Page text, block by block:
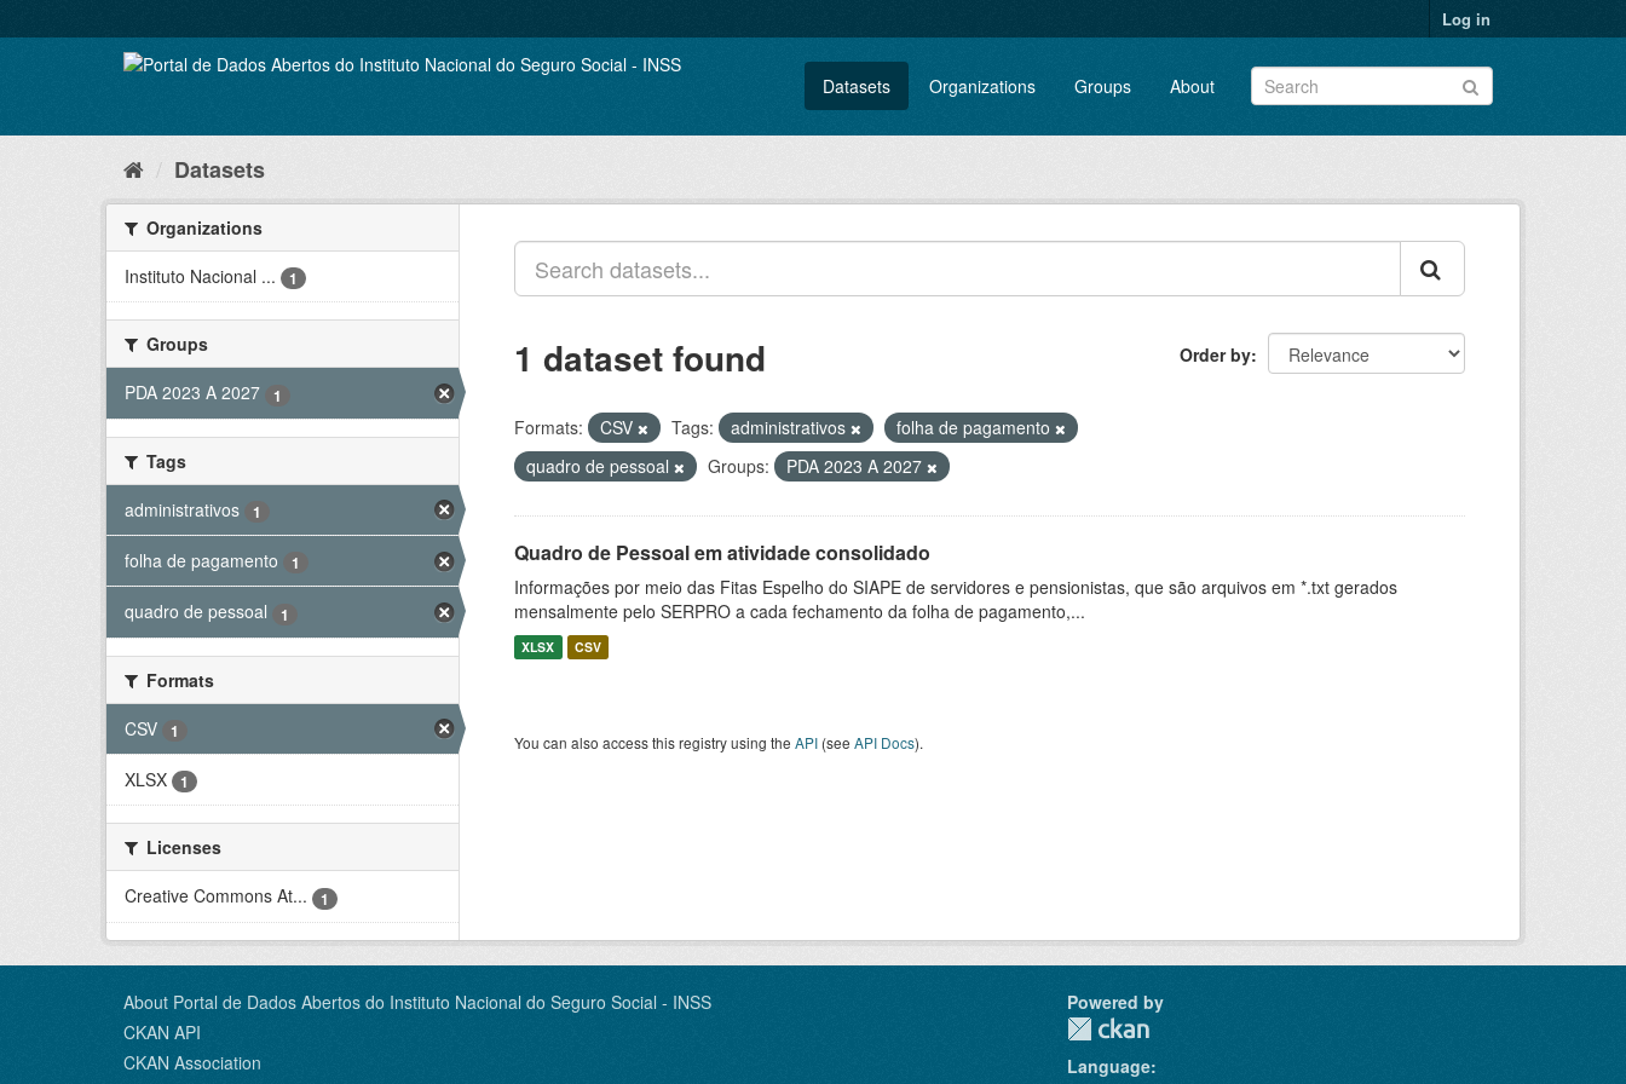
to
Log in
Datasets Organizations Groups About
Datasets
Organizations
Instituto Nacional ...
1
Groups
PDA 2023 A 2027
1
Tags
administrativos
1
folha de pagamento 1
quadro de pessoal 1
Formats
CSV
1
XLSX 1
Licenses
Creative Commons At...
1
Order by
1 dataset found
Formats: CSV Tags: administrativos
folha de pagamento
quadro de pessoal
Groups: PDA 2023 A 2027
Quadro de Pessoal em atividade consolidado
Informações por meio das Fitas Espelho do SIAPE de servidores e pensionistas, que são arquivos em *.txt gerados
mensalmente pelo SERPRO a cada fechamento da folha de pagamento,...
XLSX CSV
You can also access this registry using the API (see API Docs).
About Portal de Dados Abertos do Instituto Nacional do Seguro Social - INSS
CKAN API
CKAN Association
Powered by
Language